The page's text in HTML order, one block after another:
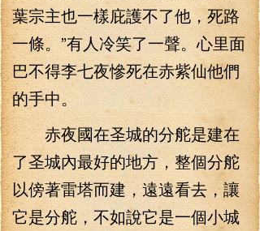
葉宗主也一樣庇護不了他，死路
一條。”有人冷笑了一聲。心里面
巴不得李七夜慘死在赤紫仙他們
的手中。
赤夜國在圣城的分舵是建在
了圣城內最好的地方，整個分舵
以傍著雷塔而建，遠遠看去，讓
它是分舵，不如說它是一個小城